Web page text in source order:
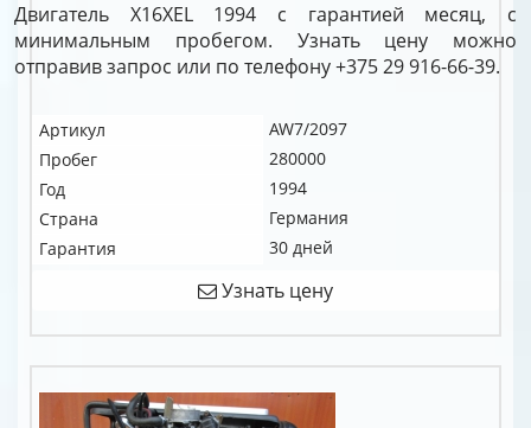
Двигатель X16XEL 1994 с гарантией месяц, с
минимальным пробегом. Узнать цену можно
отправив запрос или по телефону +375 29 916-66-39.
Артикул
AW7/2097
Пробег
280000
Год
1994
Страна
Германия
Гарантия
30 дней
Узнать цену